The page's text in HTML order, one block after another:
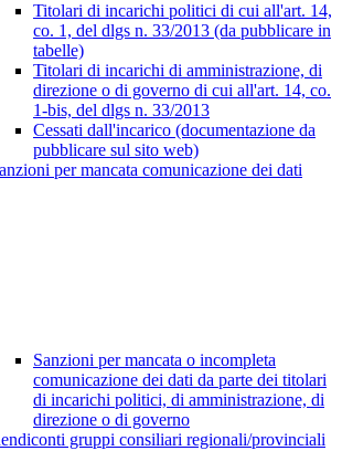
Titolari di incarichi politici di cui all'art. 14,
co. 1, del dlgs n. 33/2013 (da pubblicare in
tabelle)
Titolari di incarichi di amministrazione, di
direzione o di governo di cui all'art. 14, co.
1-bis, del dlgs n. 33/2013
Cessati dall'incarico (documentazione da
pubblicare sul sito web)
per mancata comunicazione dei dati
Sanzioni per mancata o incompleta
comunicazione dei dati da parte dei titolari
di incarichi politici, di amministrazione, di
direzione o di governo
gruppi consiliari regionali/provinciali